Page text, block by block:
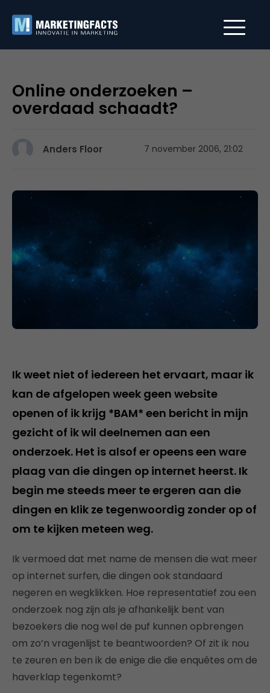
Online onderzoeken –
overdaad schaadt?
Anders Floor 7 november 2006, 21:02
Ik weet niet of iedereen het ervaart, maar ik
kan de afgelopen week geen website
openen of ik krijg *BAM* een bericht in mijn
gezicht of ik wil deelnemen aan een
onderzoek. Het is alsof er opeens een ware
plaag van die dingen op internet heerst. Ik
begin me steeds meer te ergeren aan die
dingen en klik ze tegenwoordig zonder op of
om te kijken meteen weg.
Ik vermoed dat met name de mensen die wat meer
op internet surfen, die dingen ook standaard
negeren en wegklikken. Hoe representatief zou een
onderzoek nog zijn als je afhankelijk bent van
bezoekers die nog wel de puf kunnen opbrengen
om zo’n vragenlijst te beantwoorden? Of zit ik nou
te zeuren en ben ik de enige die die enquêtes om de
haverklap tegenkomt?